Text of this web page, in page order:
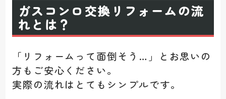
ガスコンロ交換リフォームの流
れとは？
「リフォームって面倒そう…」とお思いの
方もご安心ください。
実際の流れはとてもシンプルです。